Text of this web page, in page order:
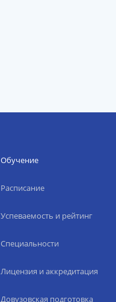
Обучение
Расписание
Успеваемость и рейтинг
Специальности
Лицензия и аккредитация
Довузовская подготовка